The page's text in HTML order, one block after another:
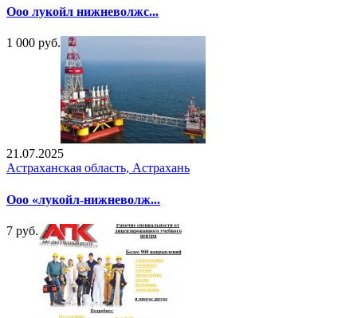
Ооо лукойл нижневолжс...
1 000 руб.
21.07.2025
Астраханская область, Астрахань
Ооо «лукойл-нижневолж...
7 руб.